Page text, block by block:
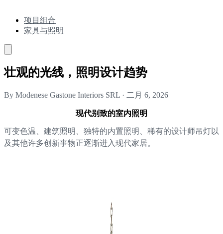
项目组合
家具与照明
壮观的光线，照明设计趋势
By Modenese Gastone Interiors SRL · 二月 6, 2026
现代别致的室内照明
可变色温、建筑照明、独特的内置照明、稀有的设计师吊灯以
及其他许多创新事物正逐渐进入现代家居。